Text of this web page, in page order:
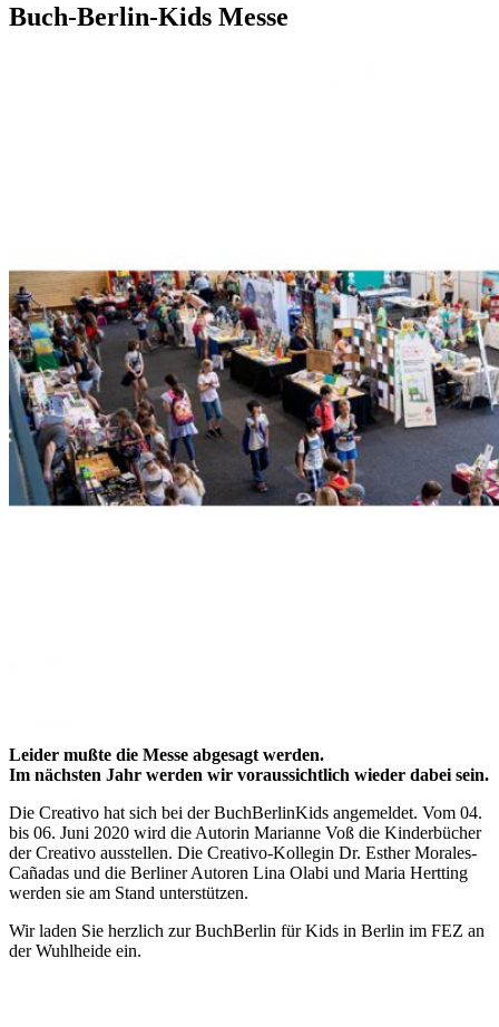
Buch-Berlin-Kids Messe
Leider mußte die Messe abgesagt werden.
Im nächsten Jahr werden wir voraussichtlich wieder dabei sein.
Die Creativo hat sich bei der BuchBerlinKids angemeldet. Vom 04.
bis 06. Juni 2020 wird die Autorin Marianne Voß die Kinderbücher
der Creativo ausstellen. Die Creativo-Kollegin Dr. Esther Morales-
Cañadas und die Berliner Autoren Lina Olabi und Maria Hertting
werden sie am Stand unterstützen.
Wir laden Sie herzlich zur BuchBerlin für Kids in Berlin im FEZ an
der Wuhlheide ein.